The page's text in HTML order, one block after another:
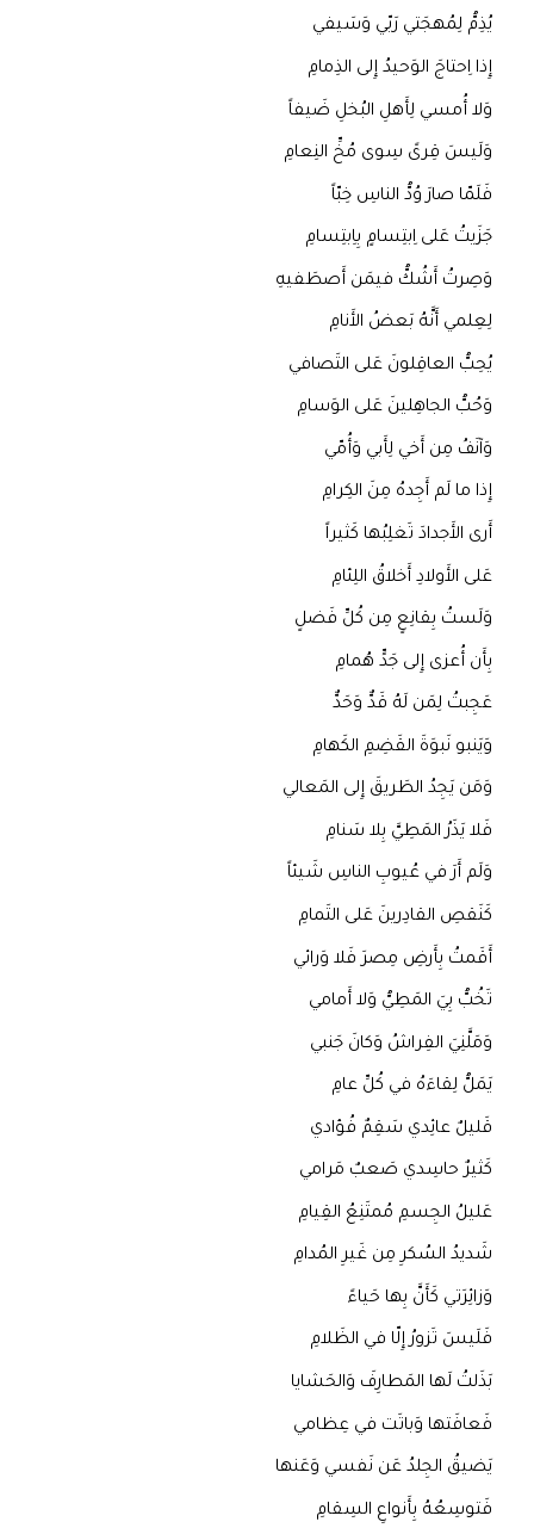
يُذِمُّ لِمُهجَتي رَبّي وَسَيفي
إِذا اِحتاجَ الوَحيدُ إِلى الذِمامِ
وَلا أُمسي لِأَهلِ البُخلِ ضَيفاً
وَلَيسَ قِرىً سِوى مُخِّ النِعامِ
فَلَمّا صارَ وُدُّ الناسِ خِبّاً
جَزَيتُ عَلى اِبتِسامٍ بِاِبتِسامِ
وَصِرتُ أَشُكُّ فيمَن أَصطَفيهِ
لِعِلمي أَنَّهُ بَعضُ الأَنامِ
يُحِبُّ العاقِلونَ عَلى التَصافي
وَحُبُّ الجاهِلينَ عَلى الوَسامِ
وَآنَفُ مِن أَخي لِأَبي وَأُمّي
إِذا ما لَم أَجِدهُ مِنَ الكِرامِ
أَرى الأَجدادَ تَغلِبُها كَثيراً
عَلى الأَولادِ أَخلاقُ اللِئامِ
وَلَستُ بِقانِعٍ مِن كُلِّ فَضلٍ
بِأَن أُعزى إِلى جَدٍّ هُمامِ
عَجِبتُ لِمَن لَهُ قَدٌّ وَحَدٌّ
وَيَنبو نَبوَةَ القَضِمِ الكَهامِ
وَمَن يَجِدُ الطَريقَ إِلى المَعالي
فَلا يَذَرُ المَطِيَّ بِلا سَنامِ
وَلَم أَرَ في عُيوبِ الناسِ شَيئاً
كَنَقصِ القادِرينَ عَلى التَمامِ
أَقَمتُ بِأَرضِ مِصرَ فَلا وَرائي
تَخُبُّ بِيَ المَطِيُّ وَلا أَمامي
وَمَلَّنِيَ الفِراشُ وَكانَ جَنبي
يَمَلُّ لِقاءَهُ في كُلِّ عامِ
قَليلٌ عائِدي سَقِمٌ فُؤادي
كَثيرٌ حاسِدي صَعبٌ مَرامي
عَليلُ الجِسمِ مُمتَنِعُ القِيامِ
شَديدُ السُكرِ مِن غَيرِ المُدامِ
وَزائِرَتي كَأَنَّ بِها حَياءً
فَلَيسَ تَزورُ إِلّا في الظَلامِ
بَذَلتُ لَها المَطارِفَ وَالحَشايا
فَعافَتها وَباتَت في عِظامي
يَضيقُ الجِلدُ عَن نَفسي وَعَنها
فَتوسِعُهُ بِأَنواعِ السِقامِ